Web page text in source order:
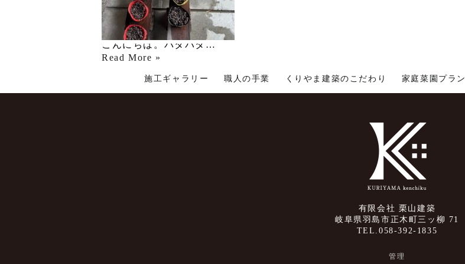
Read More »
こんにちは。毎日なん…
Read More »
こんにちは。バタバタ…
Read More »
施工ギャラリー 職人の手業 くりやま建築のこだわり 家庭菜園プラン
有限会社 栗山建築
岐阜県羽島市正木町三ッ柳 71
TEL.058-392-1835
管理